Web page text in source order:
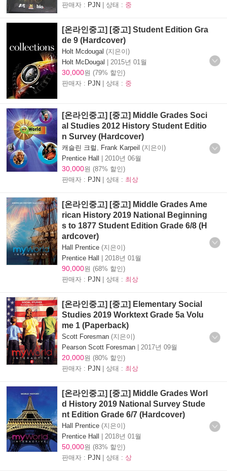
판매자 : PJN | 상태 : 중
[온라인중고] [중고] Student Edition Gra
de 9 (Hardcover)
Holt Mcdougal (지은이)
Holt McDougal | 2015년 01월
30,000원 (79% 할인)
판매자 : PJN | 상태 : 중
[온라인중고] [중고] Middle Grades Soci
al Studies 2012 History Student Editio
n Survey (Hardcover)
캐슬린 크럴 Frank Karpeil (지은이)
Prentice Hall | 2010년 06월
30,000원 (87% 할인)
판매자 : PJN | 상태 : 최상
[온라인중고] [중고] Middle Grades Ame
rican History 2019 National Beginning
s to 1877 Student Edition Grade 6/8 (H
ardcover)
Hall Prentice (지은이)
Prentice Hall | 2018년 01월
90,000원 (68% 할인)
판매자 : PJN | 상태 : 최상
[온라인중고] [중고] Elementary Social
Studies 2019 Worktext Grade 5a Volu
me 1 (Paperback)
Scott Foresman (지은이)
Pearson Scott Foresman | 2017년 09월
20,000원 (80% 할인)
판매자 : PJN | 상태 : 최상
[온라인중고] [중고] Middle Grades Worl
d History 2019 National Survey Stude
nt Edition Grade 6/7 (Hardcover)
Hall Prentice (지은이)
Prentice Hall | 2018년 01월
50,000원 (83% 할인)
판매자 : PJN | 상태 : 상